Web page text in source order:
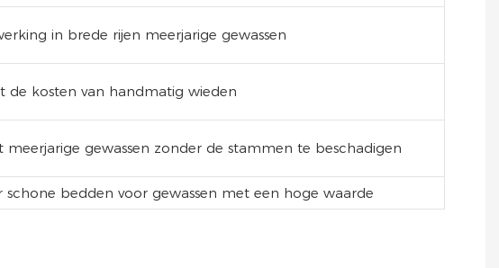
in brede rijen meerjarige gewassen
de kosten van handmatig wieden
meerjarige gewassen zonder de stammen te beschadigen
schone bedden voor gewassen met een hoge waarde